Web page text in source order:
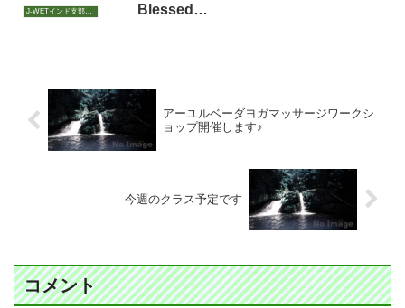
J-WETインド支部～ヨガのこころ～ Blessed…
アーユルベーダヨガマッサージワークシ
ョップ開催します♪
今週のクラス予定です
コメント